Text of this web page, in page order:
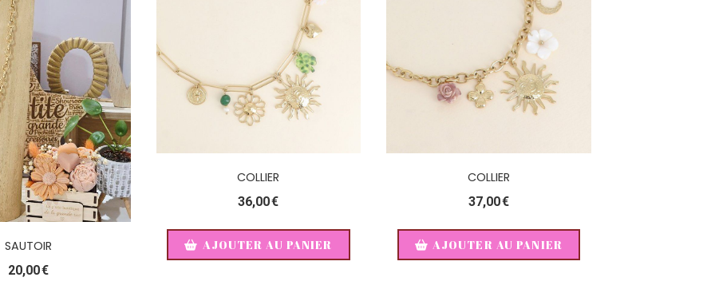
SAUTOIR
20,00€
COLLIER
36,00€
AJOUTER AU PANIER
COLLIER
37,00€
AJOUTER AU PANIER